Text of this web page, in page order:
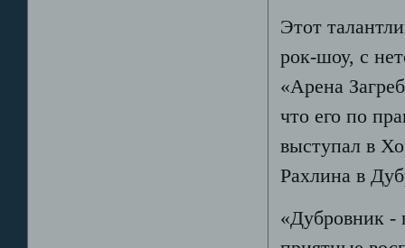
Этот
рок-шоу, с
«Арена
что его по
выступал в
Рахлина в
«Дубровник -